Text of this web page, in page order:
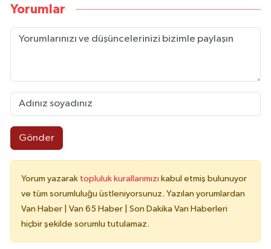
Yorumlar
Gönder
Yorum yazarak topluluk kurallarımızı kabul etmiş bulunuyor
ve tüm sorumluluğu üstleniyorsunuz. Yazılan yorumlardan
Van Haber | Van 65 Haber | Son Dakika Van Haberleri
hiçbir şekilde sorumlu tutulamaz.